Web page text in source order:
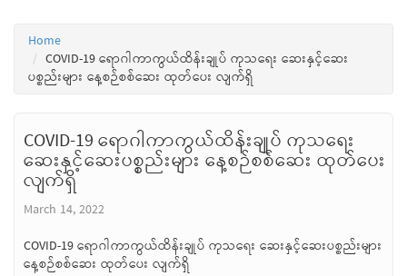
Home
COVID-19 ရောဂါကာကွယ်ထိန်းချုပ် ကုသရေး ဆေးနှင့်ဆေး
ပစ္စည်းများ နေ့စဉ်စစ်ဆေး ထုတ်ပေး လျက်ရှိ
COVID-19 ရောဂါကာကွယ်ထိန်းချုပ် ကုသရေး
ဆေးနှင့်ဆေးပစ္စည်းများ နေ့စဉ်စစ်ဆေး ထုတ်ပေး
လျက်ရှိ
March 14, 2022
COVID-19 ရောဂါကာကွယ်ထိန်းချုပ် ကုသရေး ဆေးနှင့်ဆေးပစ္စည်းများ
နေ့စဉ်စစ်ဆေး ထုတ်ပေး လျက်ရှိ